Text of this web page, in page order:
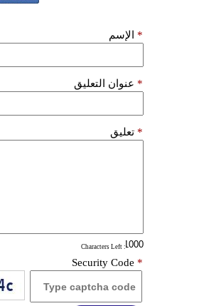
الإسم *
عنوان التعليق *
تعليق *
: Characters Left
Security Code *